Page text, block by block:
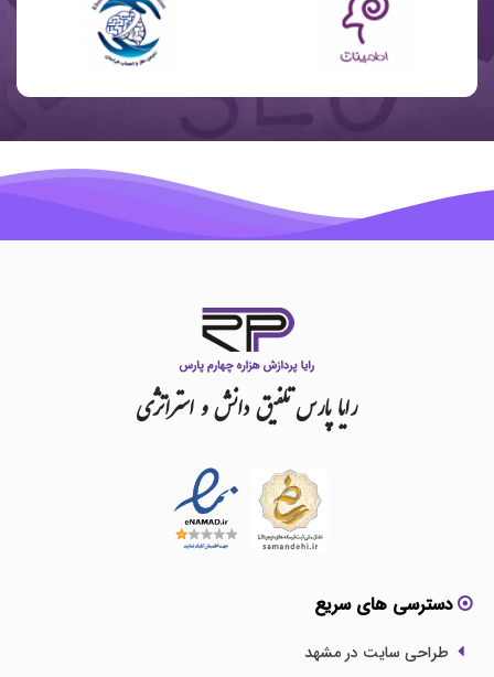
رایاپارستلفیقدانشواستراتژی
دسترسی های سریع
طراحی سایت در مشهد